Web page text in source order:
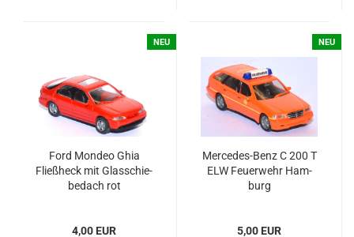
NEU
Ford Mon­deo Ghia
Fließ­heck mit Glas­schie­
be­dach rot
4,00 EUR
NEU
Mercedes-​​​​​Benz C 200 T
ELW Feu­er­wehr Ham­
burg
5,00 EUR